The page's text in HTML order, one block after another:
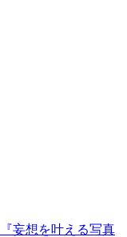
妄想を叶える写真